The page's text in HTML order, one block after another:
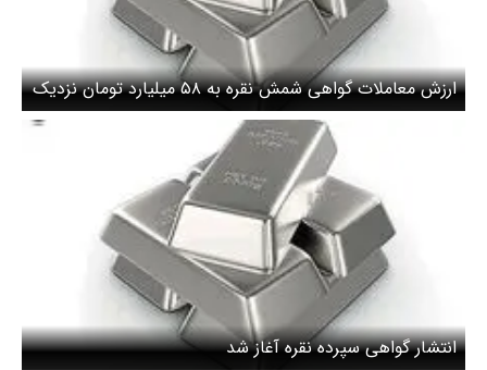
ارزش معاملات گواهی شمش نقره به ۵۸ میلیارد تومان نزدیک
شد
انتشار گواهی سپرده نقره آغاز شد